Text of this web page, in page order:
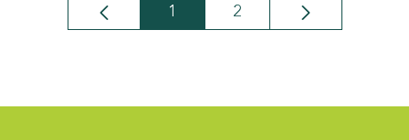
Seite
1 Seite
2